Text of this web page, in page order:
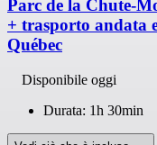
Parc de la Chute-
+ trasporto andata
Québec
Disponibile oggi
Durata: 1h 30min